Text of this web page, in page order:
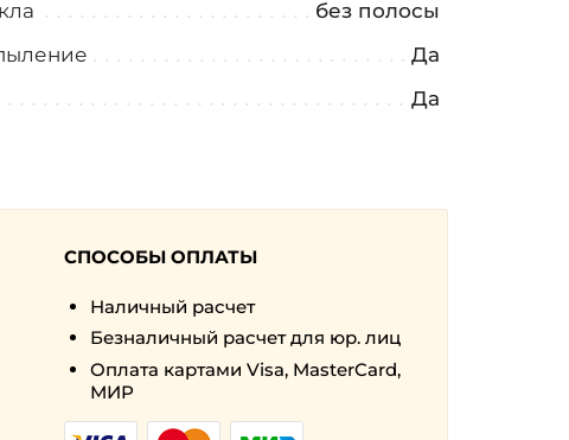
без полосы
Да
Да
СПОСОБЫ ОПЛАТЫ
Наличный расчет
Безналичный расчет для юр. лиц
Оплата картами Visa, MasterCard,
МИР